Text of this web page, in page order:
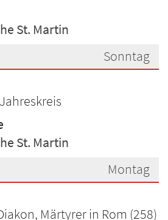
St. Martin
Sonntag
9. August 2026
St. Martin
Montag
10. August 2026
Märtyrer in Rom (258)